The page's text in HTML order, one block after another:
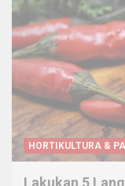
HORTIKULTURA &
Lakukan 5